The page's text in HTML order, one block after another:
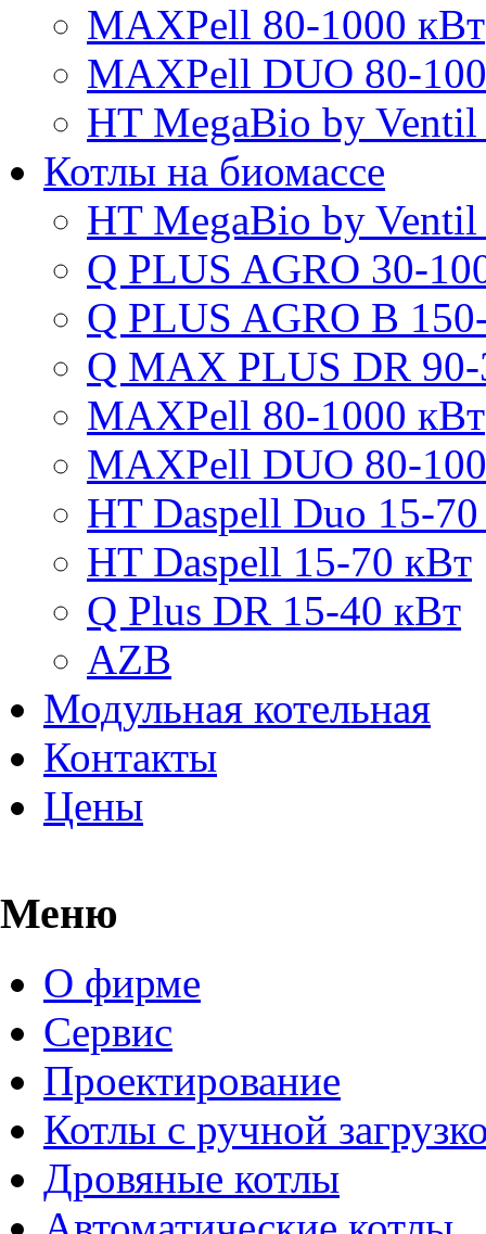
MAXPell 80-1000 кВт
MAXPell DUO 80-
HT MegaBio by
Котлы на биомассе
HT MegaBio by
Q PLUS AGRO 30-
Q PLUS AGRO B
Q MAX PLUS DR
MAXPell 80-1000 кВт
MAXPell DUO 80-
HT Daspell Duo 15-
HT Daspell 15-70 кВт
Q Plus DR 15-40 кВт
AZB
Модульная котельная
Контакты
Цены
Меню
О фирме
Сервис
Проектирование
Котлы с ручной
Дровяные котлы